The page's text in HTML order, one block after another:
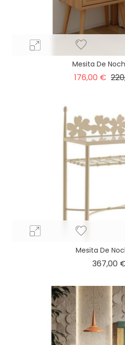
Mesita De
176,00 €
Mesita De
367,00